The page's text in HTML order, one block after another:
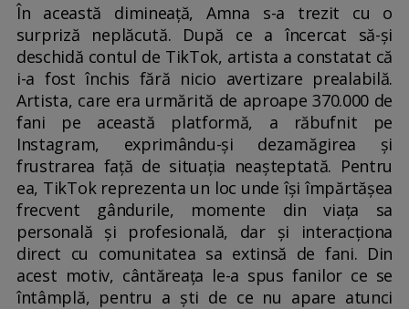
În această dimineață, Amna s-a trezit cu o
surpriză neplăcută. După ce a încercat să-și
deschidă contul de TikTok, artista a constatat că
i-a fost închis fără nicio avertizare prealabilă.
Artista, care era urmărită de aproape 370.000 de
fani pe această platformă, a răbufnit pe
Instagram, exprimându-și dezamăgirea și
frustrarea față de situația neașteptată. Pentru
ea, TikTok reprezenta un loc unde își împărtășea
frecvent gândurile, momente din viața sa
personală și profesională, dar și interacționa
direct cu comunitatea sa extinsă de fani. Din
acest motiv, cântăreața le-a spus fanilor ce se
întâmplă, pentru a ști de ce nu apare atunci